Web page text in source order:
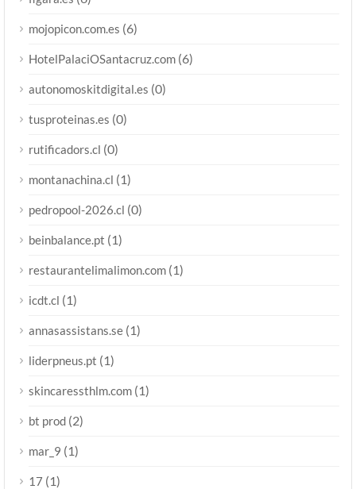
mojopicon.com.es (6)
HotelPalaciOSantacruz.com (6)
autonomoskitdigital.es (0)
tusproteinas.es (0)
rutificadors.cl (0)
montanachina.cl (1)
pedropool-2026.cl (0)
beinbalance.pt (1)
restaurantelimalimon.com (1)
icdt.cl (1)
annasassistans.se (1)
liderpneus.pt (1)
skincaressthlm.com (1)
bt prod (2)
mar_9 (1)
17 (1)